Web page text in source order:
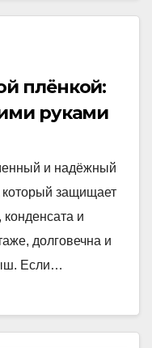
плёнкой:
руками
и надёжный
который защищает
конденсата и
долговечна и
Если…